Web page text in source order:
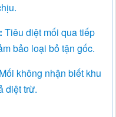
Tiêu diệt mối qua tiếp
bảo loại bỏ tận gốc.
Mối không nhận biết khu
diệt trừ.